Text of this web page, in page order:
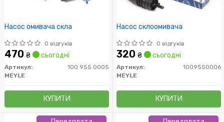
Насос омивача скла
0 відгуків
470 ₴ сьогодні
Артикул:
100 955 0005
MEYLE
КУПИТИ
Насос склоомивача
0 відгуків
320 ₴ сьогодні
Артикул:
1009550006
MEYLE
КУПИТИ